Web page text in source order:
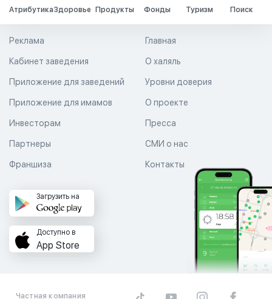
АтрибутикаЗдоровье Продукты Фонды Туризм Поиск
Главная
О халяль
Уровни доверия
Реклама
Кабинет заведения
Приложение для заведений
Приложение для имамов О проекте
Пресса
СМИ о нас
Контакты
Инвесторам
Партнеры
Франшиза
Загрузить на
Доступно в
App Store
Частная компания